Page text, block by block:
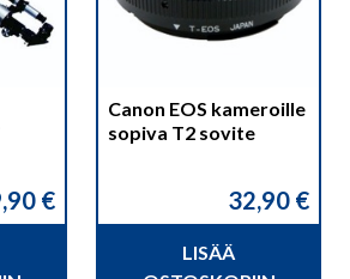
€
Canon EOS kameroille
sopiva T2 sovite
32,90 €
LISÄÄ